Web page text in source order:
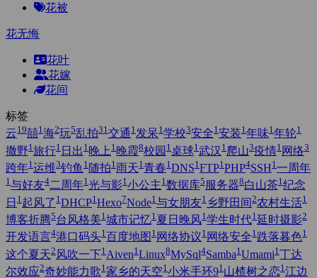
花被
花无悔
花叶
花嫁
花间
标签
云19囍1 海2玩5乱拍31 交通 1 发呆1 学校3安全1 安装1 年味1 年轮1
撒野1 旅行1 日出 1 晚上 1 晚霞8校园 1 桌球1 武汉 1 爬山3疫情1 网络3
跨年1 运维3钓鱼 1 随拍1 雨天1 青春1 DNS1 FTP1 PHP4SSH1 一周年
1 与好友4二周年1 光与影1 小公主1 数据库5 服务器8白山茶1 纪念
日 1 起风了 1 DHCP1 Hexo7Node1 与女朋友1 乡野田间 2农村生活1
博客折腾5台风格美1 城市记忆1 夏日晚风1 学生时代1 延时摄影2
开发语言4港口码头1 百度地图 1 网络协议1 网络安全1 跌落暮色1
这个夏天2 风吹一下1 Aiven1 Linux8MySql4Samba1 Umami1 丁达
尔效应2奇妙能力歌1 家乡的天空1 小米手环91 山楂树之恋1 江边